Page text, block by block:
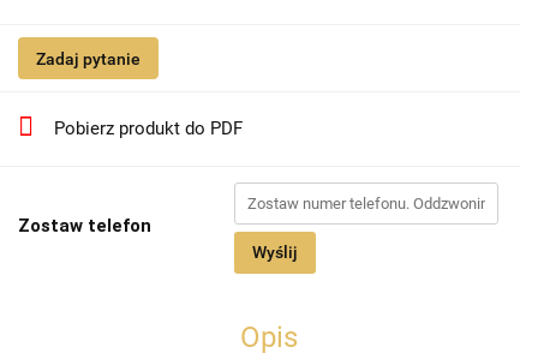
Zadaj pytanie
Pobierz produkt do PDF
Zostaw telefon
Wyślij
Opis